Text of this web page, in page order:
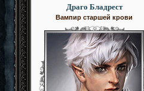
Драго Бладрест
Вампир старшей крови